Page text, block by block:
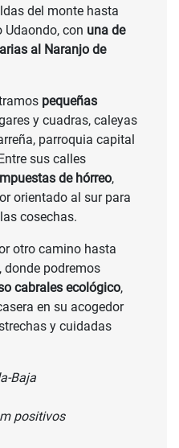
del monte hasta
Udaondo, con una de
al Naranjo de
pequeñas
y cuadras, caleyas
parroquia capital
sus calles
de hórreo,
orientado al sur para
cosechas.
otro camino hasta
donde podremos
cabrales ecológico,
en su acogedor
y cuidadas
Baja
positivos